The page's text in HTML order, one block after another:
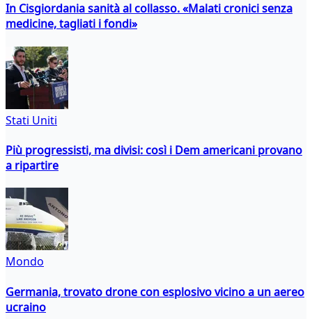
In Cisgiordania sanità al collasso. «Malati cronici senza
medicine, tagliati i fondi»
Stati Uniti
Più progressisti, ma divisi: così i Dem americani provano
a ripartire
Mondo
Germania, trovato drone con esplosivo vicino a un aereo
ucraino